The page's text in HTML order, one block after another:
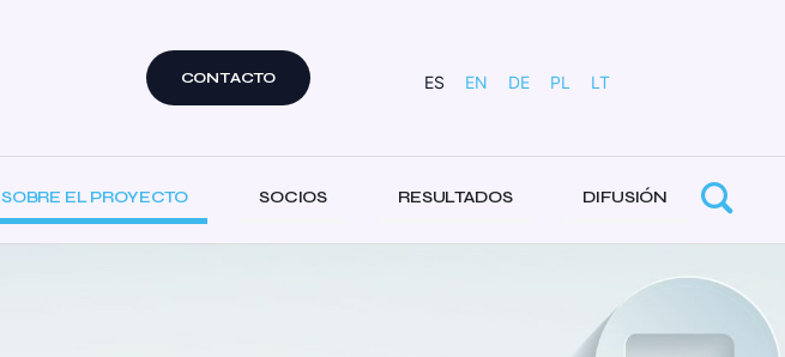
CONTACTO ES EN DE PL LT
SOBRE EL PROYECTO SOCIOS RESULTADOS DIFUSIÓN